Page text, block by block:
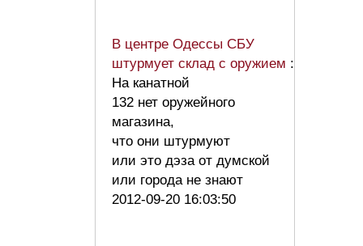
В центре Одессы СБУ
штурмует склад с оружием :
На канатной
132 нет оружейного
магазина,
что они штурмуют
или это дэза от думской
или города не знают
2012-09-20 16:03:50